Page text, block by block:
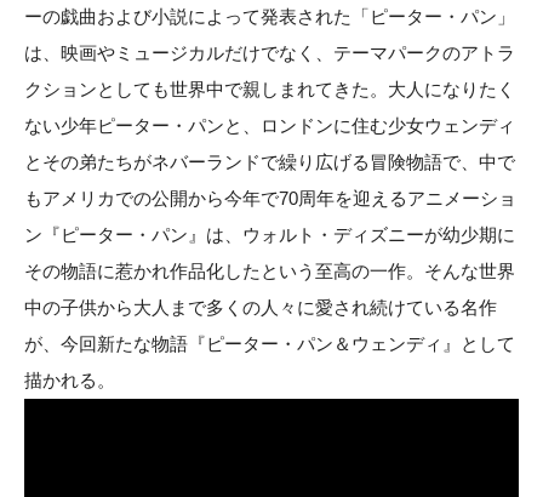
ーの戯曲および小説によって発表された「ピーター・パン」
は、映画やミュージカルだけでなく、テーマパークのアトラ
クションとしても世界中で親しまれてきた。大人になりたく
ない少年ピーター・パンと、ロンドンに住む少女ウェンディ
とその弟たちがネバーランドで繰り広げる冒険物語で、中で
もアメリカでの公開から今年で70周年を迎えるアニメーショ
ン『ピーター・パン』は、ウォルト・ディズニーが幼少期に
その物語に惹かれ作品化したという至高の一作。そんな世界
中の子供から大人まで多くの人々に愛され続けている名作
が、今回新たな物語『ピーター・パン＆ウェンディ』として
描かれる。